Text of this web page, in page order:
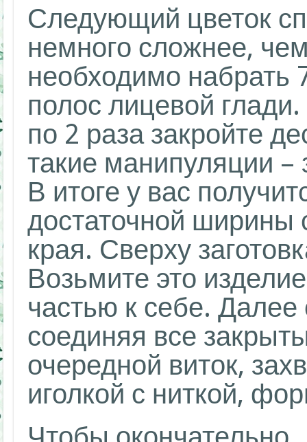
Следующий цветок
немного сложнее,
необходимо набрать
полос лицевой
по 2 раза закройте
такие манипуляции –
В итоге у вас
достаточной ширины
края. Сверху
Возьмите это
частью к себе. Далее
соединяя все
очередной виток,
иголкой с ниткой,